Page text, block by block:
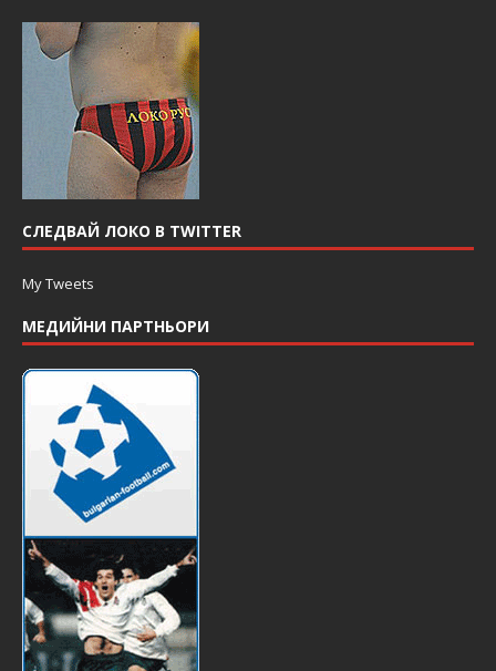
СЛЕДВАЙ ЛОКО В TWITTER
My Tweets
МЕДИЙНИ ПАРТНЬОРИ